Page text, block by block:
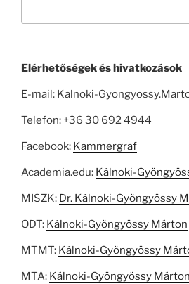
Elérhetőségek és hivatkozások
E-mail: Kalnoki-
Telefon: +36 30 692 4944
Facebook: Kammergraf
Academia.edu: Kálnoki-
MISZK: Dr. Kálnoki-Gyöngyössy
ODT: Kálnoki-Gyöngyössy Márton
MTMT: Kálnoki-Gyöngyössy
MTA: Kálnoki-Gyöngyössy Márton